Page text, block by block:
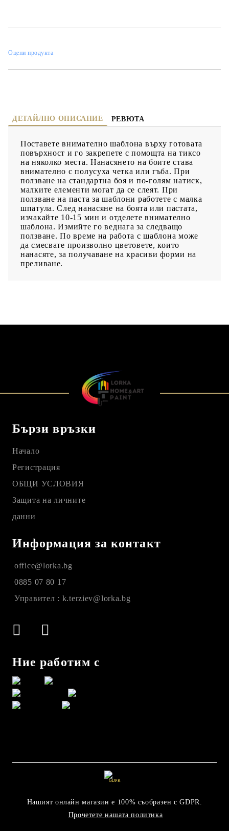
Оцени продукта
ДЕТАЙЛНО ОПИСАНИЕ РЕВЮТА
Поставете внимателно шаблона върху готовата
повърхност и го закрепете с помощта на тиксо
на няколко места. Нанасянето на боите става
внимателно с полусуха четка или гъба. При
ползване на стандартна боя и по-голям натиск,
малките елементи могат да се слеят. При
ползване на паста за шаблони работете с малка
шпатула. След нанасяне на боята или пастата,
изчакайте 10-15 мин и отделете внимателно
шаблона. Измийте го веднага за следващо
ползване. По време на работа с шаблона може
да смесвате произволно цветовете, които
нанасяте, за получаване на красиви форми на
преливане.
Бързи връзки
Начало
Регистрация
ОБЩИ УСЛОВИЯ
Защита на личните
данни
Информация за контакт
office@lorka.bg
0885 07 80 17
Управител : k.terziev@lorka.bg
Ние работим с
GDPR
Нашият онлайн магазин е 100% съобразен с GDPR.
Прочетете нашата политика